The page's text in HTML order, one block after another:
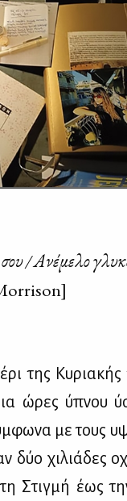
/ Ανέ­με­λο
της
ώρες ύπνου
με τους
δύο χι­λιά­δες
Στιγ­μή έως